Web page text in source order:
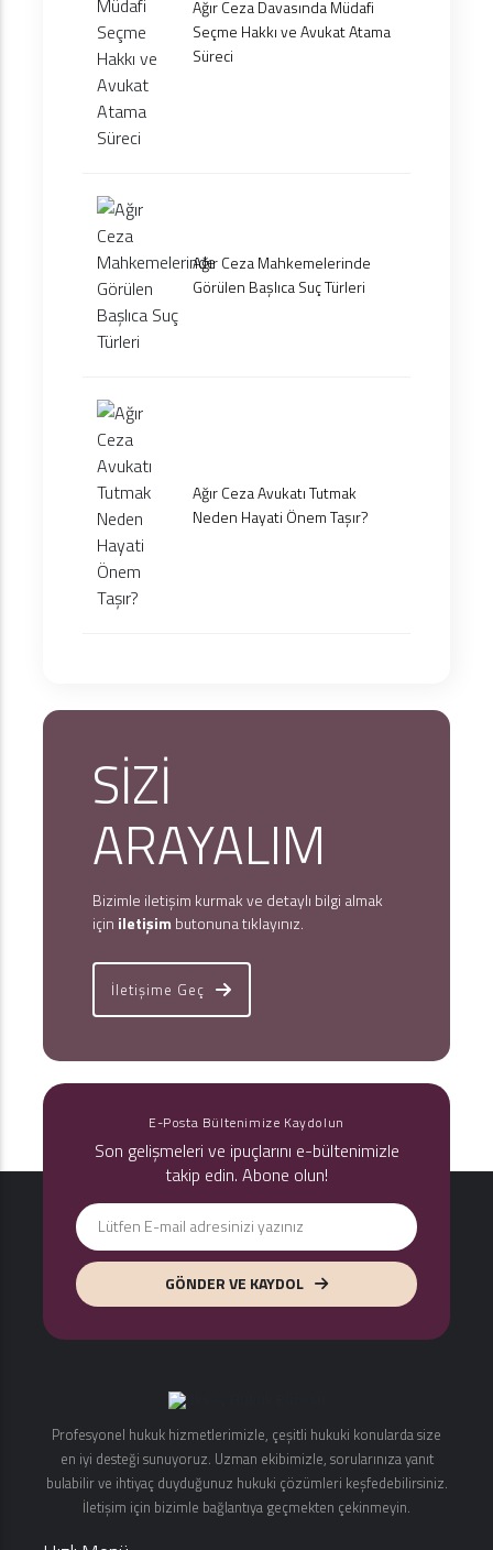
Ağır Ceza Davasında Müdafi
Seçme Hakkı ve Avukat Atama
Süreci
Ağır Ceza Mahkemelerinde
Görülen Başlıca Suç Türleri
Ağır Ceza Avukatı Tutmak
Neden Hayati Önem Taşır?
SİZİ
ARAYALIM
Bizimle iletişim kurmak ve detaylı bilgi almak
için iletişim butonuna tıklayınız.
İletişime Geç
E-Posta Bültenimize Kaydolun
Son gelişmeleri ve ipuçlarını e-bültenimizle
takip edin. Abone olun!
GÖNDER VE KAYDOL
Profesyonel hukuk hizmetlerimizle, çeşitli hukuki konularda size
en iyi desteği sunuyoruz. Uzman ekibimizle, sorularınıza yanıt
bulabilir ve ihtiyaç duyduğunuz hukuki çözümleri keşfedebilirsiniz.
İletişim için bizimle bağlantıya geçmekten çekinmeyin.